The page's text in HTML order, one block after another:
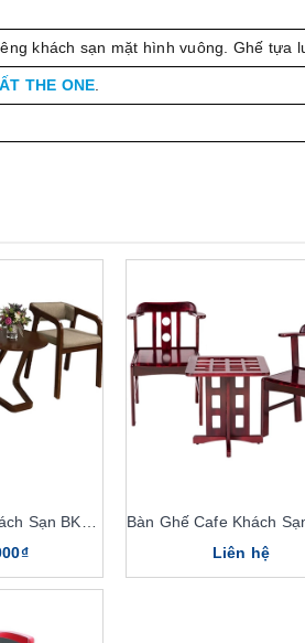
khách sạn mặt hình vuông. Ghế tựa
THE ONE
Liên hệ